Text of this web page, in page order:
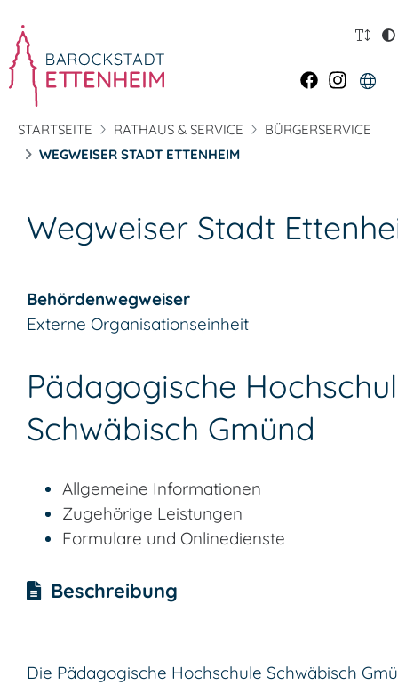
STARTSEITE RATHAUS & SERVICE
BÜRGERSERVICE
WEGWEISER STADT ETTENHEIM
Wegweiser Stadt
Behördenwegweiser
Externe Organisationseinheit
Pädagogische
Schwäbisch Gmünd
Allgemeine Informationen
Zugehörige Leistungen
Formulare und Onlinedienste
Beschreibung
Die Pädagogische Hochschule Schwäbisch